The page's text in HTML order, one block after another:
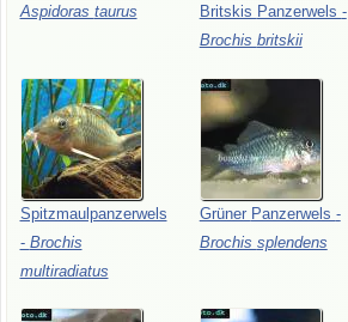
Aspidoras taurus Britskis Panzerwels -
Brochis britskii
Spitzmaulpanzerwels
- Brochis
multiradiatus
Grüner Panzerwels -
Brochis splendens